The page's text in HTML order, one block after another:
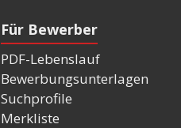
Für Bewerber
PDF-Lebenslauf
Bewerbungsunterlagen
Suchprofile
Merkliste